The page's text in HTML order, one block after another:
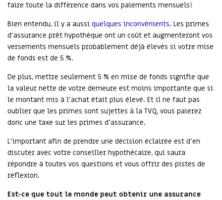
faire toute la différence dans vos paiements mensuels!
Bien entendu, il y a aussi quelques inconvénients. Les primes
d’assurance prêt hypothèque ont un coût et augmenteront vos
versements mensuels probablement déjà élevés si votre mise
de fonds est de 5 %.
De plus, mettre seulement 5 % en mise de fonds signifie que
la valeur nette de votre demeure est moins importante que si
le montant mis à l’achat était plus élevé. Et il ne faut pas
oublier que les primes sont sujettes à la TVQ, vous paierez
donc une taxe sur les primes d’assurance.
L’important afin de prendre une décision éclairée est d’en
discuter avec votre conseiller hypothécaire, qui saura
répondre à toutes vos questions et vous offrir des pistes de
réflexion.
Est-ce que tout le monde peut obtenir une assurance